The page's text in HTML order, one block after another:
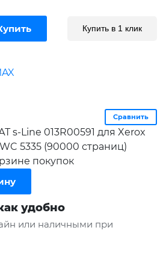
Купить в 1 клик
Сравнить
s-Line 013R00591 для Xerox
5335 (90000 страниц)
покупок
удобно
или наличными при